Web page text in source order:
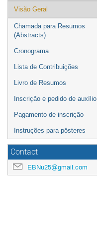
Event
menu
Visão Geral
Chamada para Resumos
(Abstracts)
Cronograma
Lista de Contribuições
Livro de Resumos
Inscrição e pedido de auxílio
Pagamento de inscrição
Instruções para pôsteres
Contact
EBNu25@gmail.com